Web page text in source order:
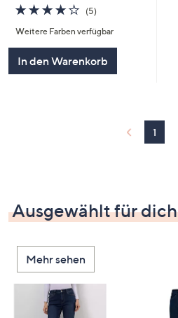
3.8
von
5
(5)5
Weitere Farben verfügbar
In den Warenkorb
1
Ausgewählt für dich
Mehr sehen